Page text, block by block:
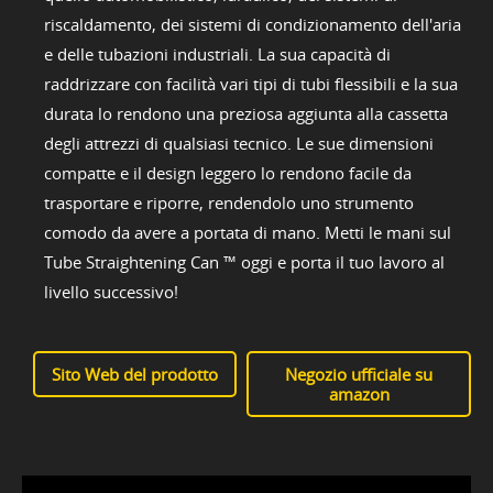
riscaldamento, dei sistemi di condizionamento dell'aria
e delle tubazioni industriali. La sua capacità di
raddrizzare con facilità vari tipi di tubi flessibili e la sua
durata lo rendono una preziosa aggiunta alla cassetta
degli attrezzi di qualsiasi tecnico. Le sue dimensioni
compatte e il design leggero lo rendono facile da
trasportare e riporre, rendendolo uno strumento
comodo da avere a portata di mano. Metti le mani sul
Tube Straightening Can ™ oggi e porta il tuo lavoro al
livello successivo!
Sito Web del prodotto
Negozio ufficiale su
amazon